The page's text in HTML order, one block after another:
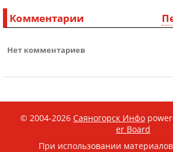
Комментарии
Нет комментариев
© 2004-2026 Саяногорск Инфо
er Board
При использовании